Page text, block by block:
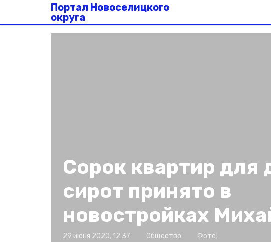
Портал Новоселицкого
округа
Сорок квартир для
сирот принято в
новостройках
29 июня 2020, 12:37 Общество Фото: